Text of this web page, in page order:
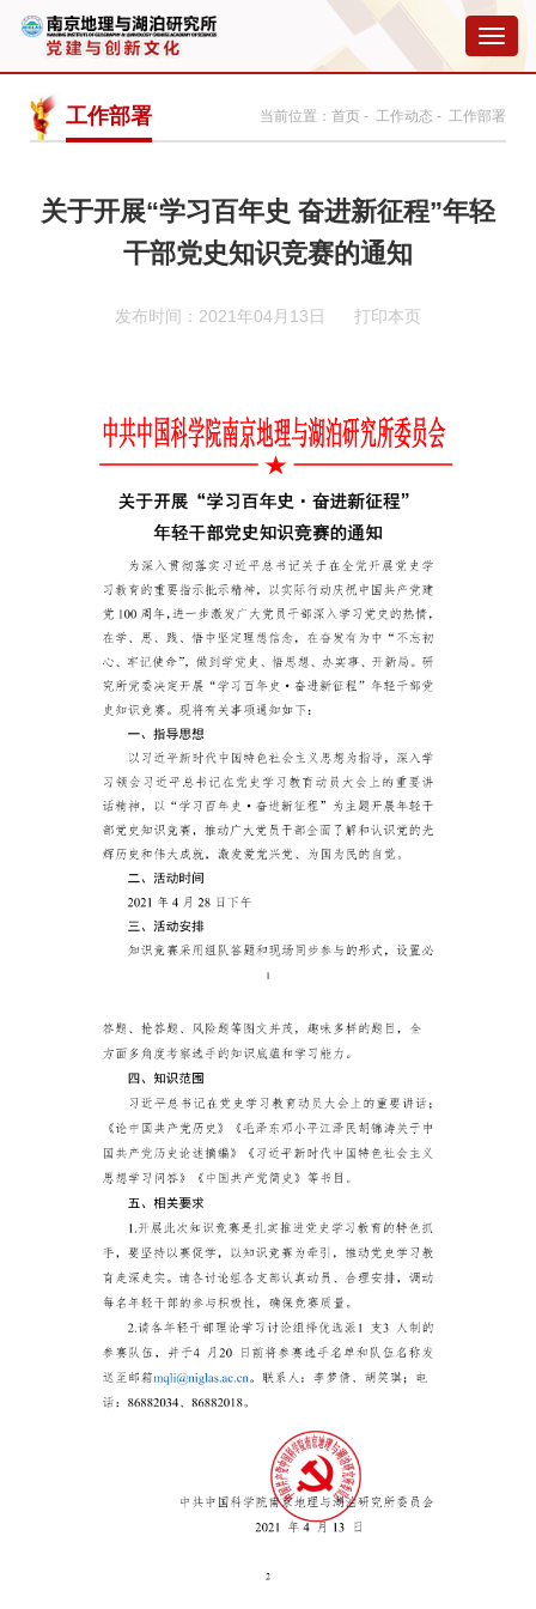
切
换
航
工作部署 当前位置： 首页 - 工作动态 - 工作部署
关于开展“学习百年史 奋进新征程”年轻
干部党史知识竞赛的通知
发布时间：2021年04月13日 打印本页